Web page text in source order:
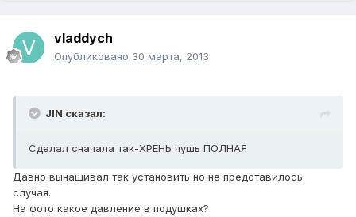
vladdych
Опубликовано 30 марта, 2013
JIN сказал:
Сделал сначала так-ХРЕНЬ чушь ПОЛНАЯ
Давно вынашивал так установить но не представилось
случая.
На фото какое давление в подушках?